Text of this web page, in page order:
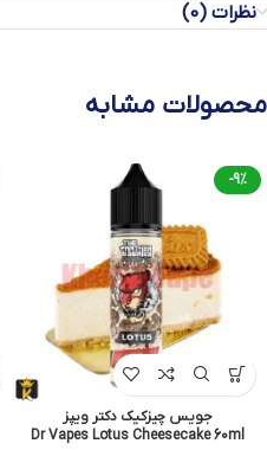
نظرات (0)
محصولات مشابه
-9%
جویس چیزکیک دکتر ویپز
Dr Vapes Lotus Cheesecake 60ml